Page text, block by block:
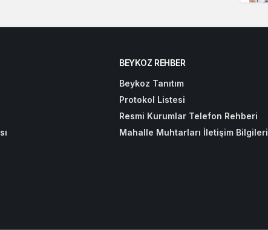
BEYKOZ REHBER
Beykoz Tanıtım
Protokol Listesi
Resmi Kurumlar Telefon Rehberi
Mahalle Muhtarları İletişim Bilgileri